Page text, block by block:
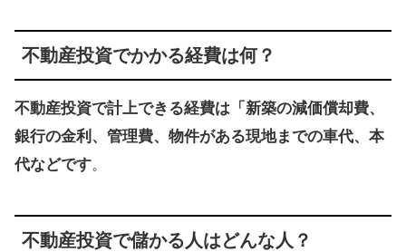
不動産投資でかかる経費は何？
不動産投資で計上できる経費は「新築の減価償却費、
銀行の金利、管理費、物件がある現地までの車代、本
代などです。
不動産投資で儲かる人はどんな人？